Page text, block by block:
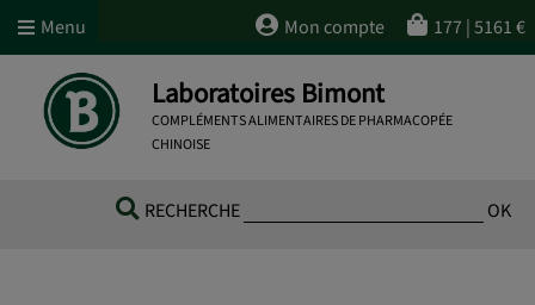
Laboratoires Bimont
COMPLÉMENTS ALIMENTAIRES DE PHARMACOPÉE
CHINOISE
RECHERCHE OK
Menu Mon compte 177|5161€